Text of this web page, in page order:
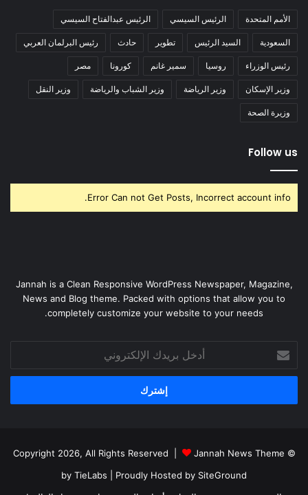
الأمم المتحدة الرئيس السيسي الرئيس عبدالفتاح السيسي
السعودية السيد الرئيس تطوير حادث رئيس البرلمان العربي
رئيس الوزراء روسيا سمير غانم كورونا مصر
وزير الإسكان وزير الرياضة وزير الشباب والرياضة وزير النقل
وزيرة الصحة
Follow us
Error Can not Get Posts, Incorrect account info.
Jannah is a Clean Responsive WordPress Newspaper, Magazine,
News and Blog theme. Packed with options that allow you to
completely customize your website to your needs.
بريدك
الإلكتروني
© Copyright 2026, All Rights Reserved |
Jannah News Theme
by TieLabs | Proudly Hosted by SiteGround